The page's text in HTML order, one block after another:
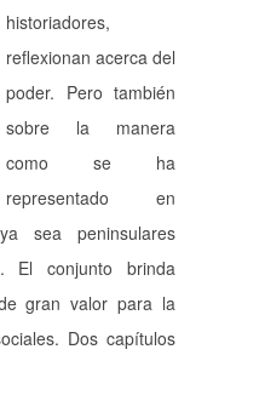
historiadores,
reflexionan acerca del
poder. Pero también
sobre la manera
como se ha
representado en
sea peninsulares
El conjunto brinda
gran valor para la
Dos capítulos